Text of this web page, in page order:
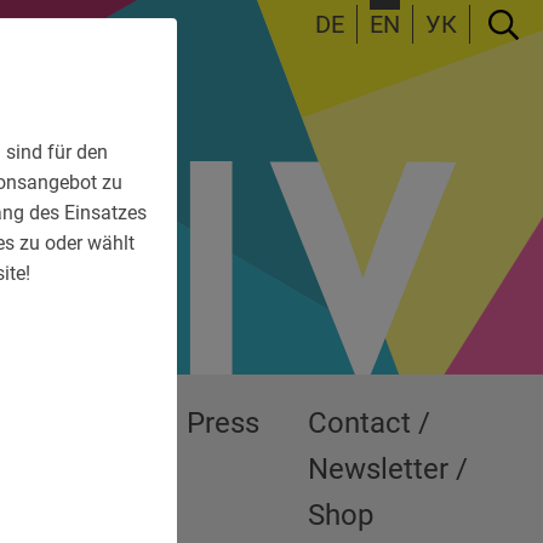
sind für den
zu
des Einsatzes
zu oder wählt
DE EN УК
Press
Contact /
Newsletter /
Shop